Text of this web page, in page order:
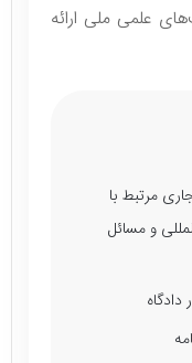
علمی ملی ارائه
مرتبط با
و مسائل